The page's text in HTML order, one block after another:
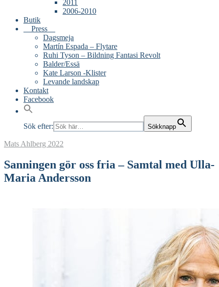
2011
2006-2010
Butik
Press
Dagsmeja
Martín Espada – Flytare
Ruhi Tyson – Bildning Fantasi Revolt
Balder/Essä
Kate Larson -Klister
Levande landskap
Kontakt
Facebook
Sök efter: Sökknapp
Mats Ahlberg 2022
Sanningen gör oss fria – Samtal med Ulla-
Maria Andersson